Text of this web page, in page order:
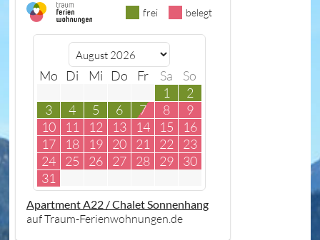
frei belegt
Mo Di Mi Do Fr Sa
So
1
2
3
4 5 6 7 8
9
10
11 12 13 14 15
16
17
18 19 20 21 22
23
24
25 26 27 28 29
30
31
Apartment A22 / Chalet Sonnenhang
auf Traum-Ferienwohnungen.de